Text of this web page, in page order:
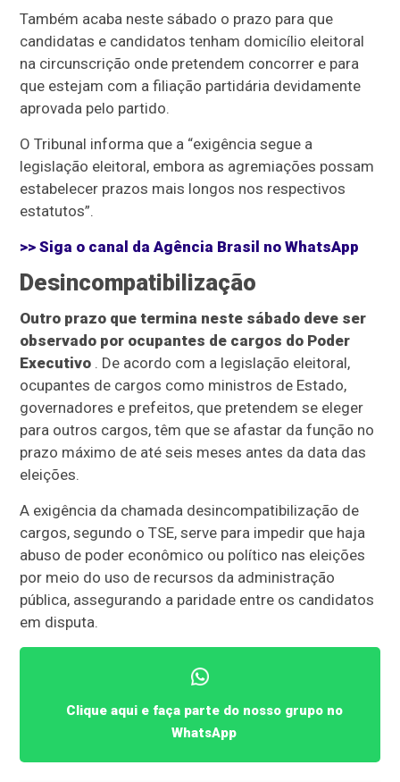
Também acaba neste sábado o prazo para que
candidatas e candidatos tenham domicílio eleitoral
na circunscrição onde pretendem concorrer e para
que estejam com a filiação partidária devidamente
aprovada pelo partido.
O Tribunal informa que a “exigência segue a
legislação eleitoral, embora as agremiações possam
estabelecer prazos mais longos nos respectivos
estatutos”.
>> Siga o canal daAgência Brasil no WhatsApp
Desincompatibilização
Outro prazo que termina neste sábado deve ser
observado por ocupantes de cargos do Poder
Executivo . De acordo com a legislação eleitoral,
ocupantes de cargos como ministros de Estado,
governadores e prefeitos, que pretendem se eleger
para outros cargos, têm que se afastar da função no
prazo máximo de até seis meses antes da data das
eleições.
A exigência da chamada desincompatibilização de
cargos, segundo o TSE, serve para impedir que haja
abuso de poder econômico ou político nas eleições
por meio do uso de recursos da administração
pública, assegurando a paridade entre os candidatos
em disputa.
Clique aqui e faça parte do nosso grupo no
WhatsApp